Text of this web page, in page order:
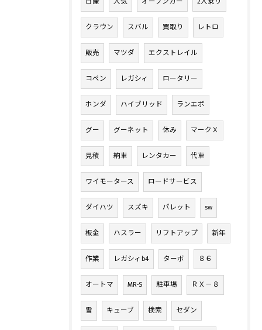
クラウン スバル 買取り レトロ
販売 マツダ エクストレイル
コペン レガシィ ロータリー
ホンダ ハイブリッド ランエボ
グー グーネット 休み マークＸ
見積 納車 レンタカー 代車
ワイモータース ロードサービス
ダイハツ スズキ パレット sw
板金 ハスラー リフトアップ 新年
作業 レガシィb4 ターボ ８６
オートマ MR-S 駐車場 ＲＸ－８
雪 キューブ 検索 セダン